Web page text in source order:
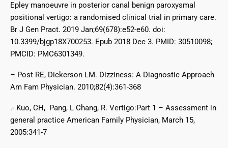
Epley manoeuvre in posterior canal benign paroxysmal
positional vertigo: a randomised clinical trial in primary care.
Br J Gen Pract. 2019 Jan;69(678):e52-e60. doi:
10.3399/bjgp18X700253. Epub 2018 Dec 3. PMID: 30510098;
PMCID: PMC6301349.
– Post RE, Dickerson LM. Dizziness: A Diagnostic Approach
Am Fam Physician. 2010;82(4):361-368
.- Kuo, CH, Pang, L Chang, R. Vertigo:Part 1 – Assessment in
general practice American Family Physician, March 15,
2005:341-7